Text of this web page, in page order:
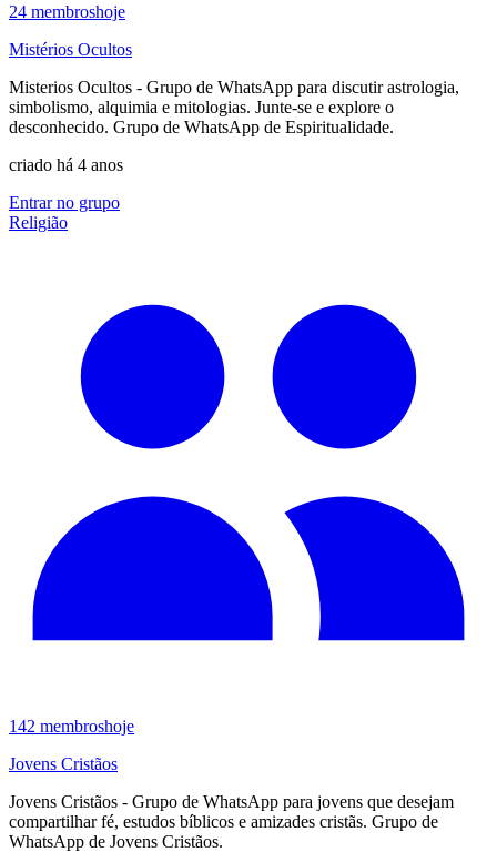
24 membroshoje
Mistérios Ocultos
Misterios Ocultos - Grupo de WhatsApp para discutir astrologia,
simbolismo, alquimia e mitologias. Junte-se e explore o
desconhecido. Grupo de WhatsApp de Espiritualidade.
criado há 4 anos
Entrar no grupo
Religião
142 membroshoje
Jovens Cristãos
Jovens Cristãos - Grupo de WhatsApp para jovens que desejam
compartilhar fé, estudos bíblicos e amizades cristãs. Grupo de
WhatsApp de Jovens Cristãos.